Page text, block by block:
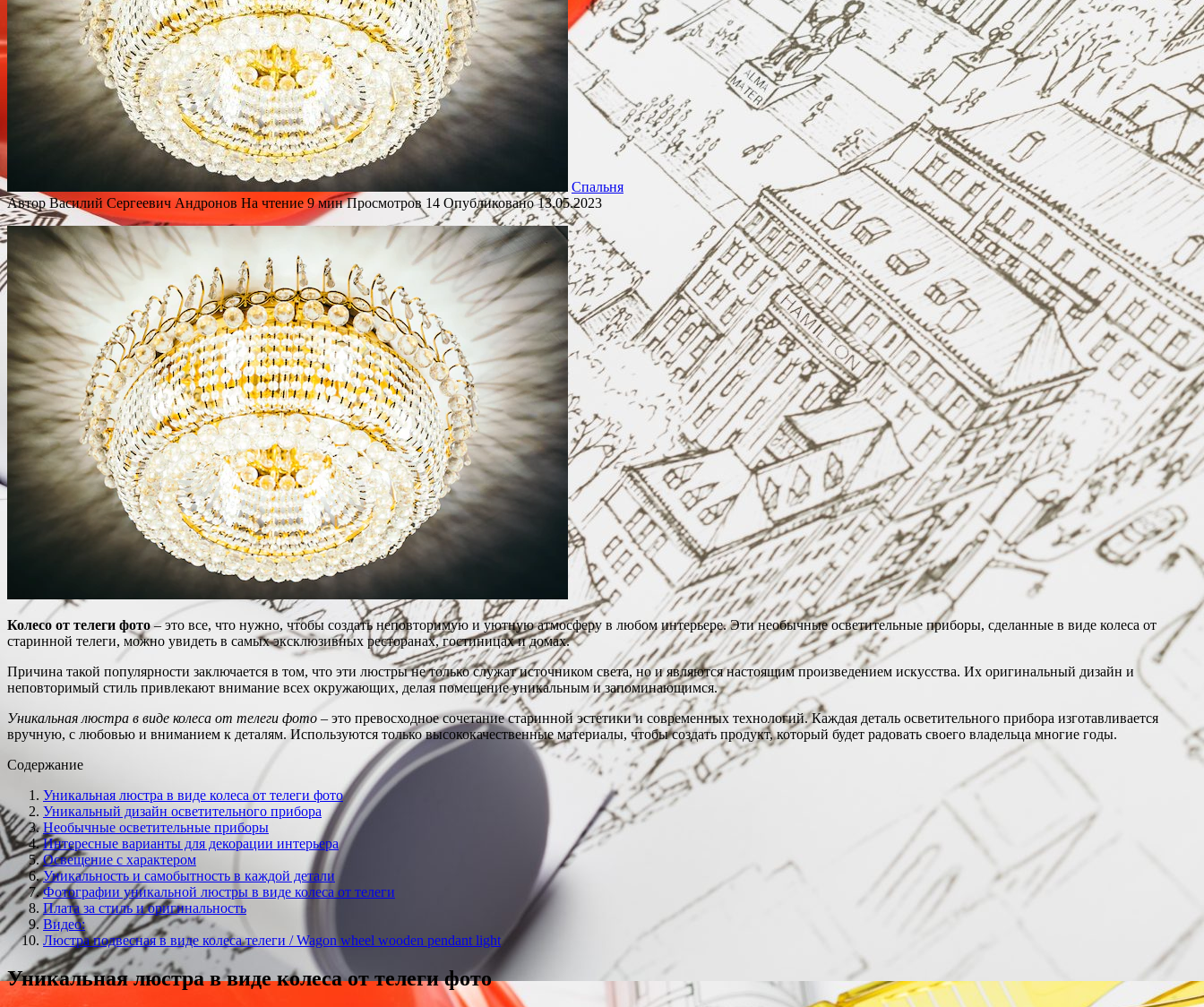
Спальня
Автор Василий Сергеевич Андронов На чтение9 мин Просмотров 14 Опубликовано 13.05.2023
Колесо от телеги фото– это все, что нужно, чтобы создать неповторимую и уютную атмосферу в любом интерьере. Эти необычные осветительные приборы, сделанные в виде колеса от
старинной телеги, можно увидеть в самых эксклюзивных ресторанах, гостиницах и домах.
Причина такой популярности заключается в том, что эти люстры не только служат источником света, но и являются настоящим произведением искусства. Их оригинальный дизайн и
неповторимый стиль привлекают внимание всех окружающих, делая помещение уникальным и запоминающимся.
Уникальная люстра в виде колеса от телеги фото – это превосходное сочетание старинной эстетики и современных технологий. Каждая деталь осветительного прибора изготавливается
вручную, с любовью и вниманием к деталям. Используются только высококачественные материалы, чтобы создать продукт, который будет радовать своего владельца многие годы.
Содержание
Уникальная люстра в виде колеса от телеги фото
Уникальный дизайн осветительного прибора
Необычные осветительные приборы
Интересные варианты для декорации интерьера
Освещение с характером
Уникальность и самобытность в каждой детали
Фотографии уникальной люстры в виде колеса от телеги
Плата за стиль и оригинальность
Видео:
Люстра подвесная в виде колеса телеги / Wagon wheel wooden pendant light
Уникальная люстра в виде колеса от телеги фото